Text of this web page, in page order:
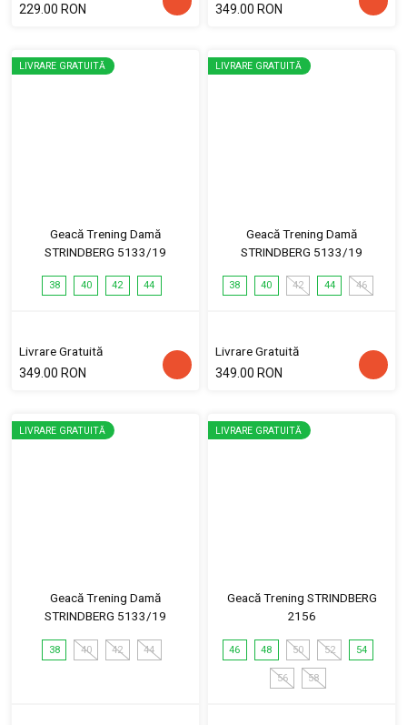
229.00 RON
349.00 RON
LIVRARE GRATUITĂ
Geacă Trening Damă
STRINDBERG 5133/19
38 40 42 44
Livrare Gratuită
349.00 RON
LIVRARE GRATUITĂ
Geacă Trening Damă
STRINDBERG 5133/19
38 40 42 44 46
Livrare Gratuită
349.00 RON
LIVRARE GRATUITĂ
Geacă Trening Damă
STRINDBERG 5133/19
38 40 42 44
LIVRARE GRATUITĂ
Geacă Trening STRINDBERG
2156
46 48 50 52 54
56 58